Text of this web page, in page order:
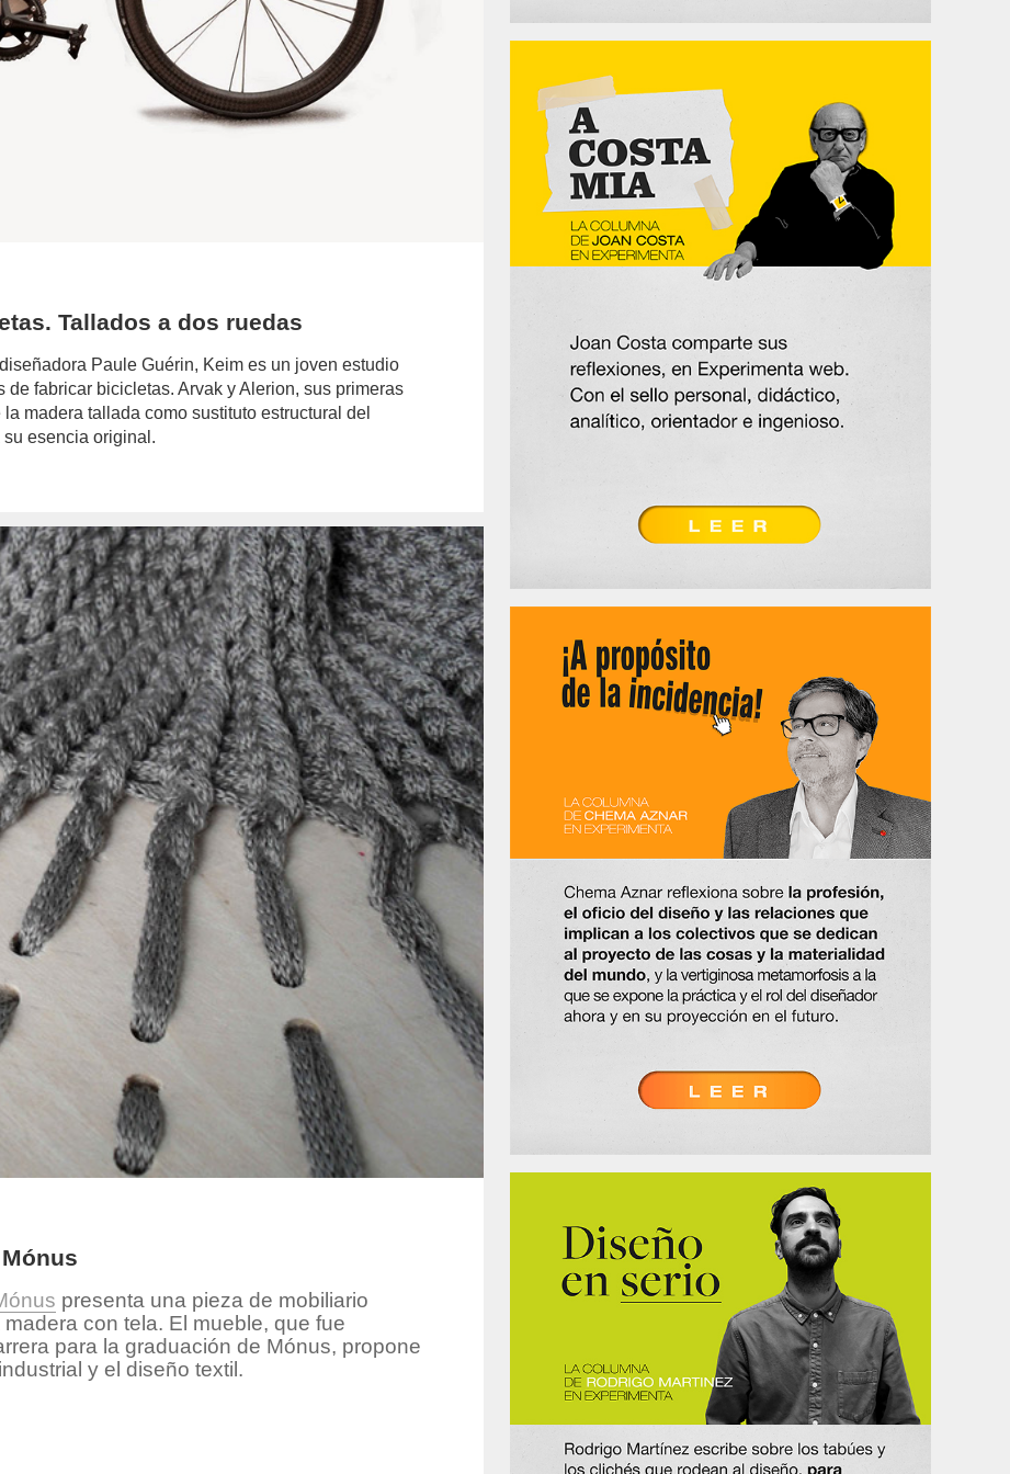
Tallados a dos ruedas
Paule Guérin, Keim es un joven estudio
fabricar bicicletas. Arvak y Alerion, sus primeras
madera tallada como sustituto estructural del
esencia original.
alberto-
presenta una pieza de mobiliario
con tela. El mueble, que fue
para la graduación de Mónus, propone
y el diseño textil.